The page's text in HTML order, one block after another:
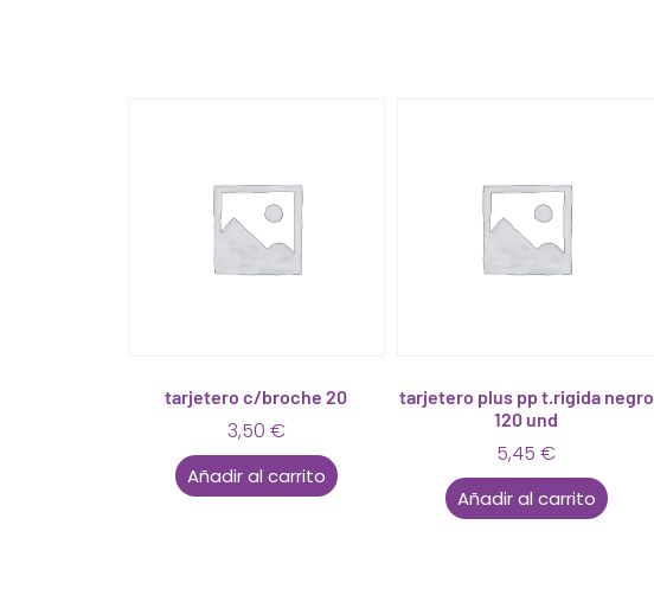
tarjetero c/broche 20
3,50 €
Añadir al carrito
tarjetero plus pp t.rigida negro
120 und
5,45€
Añadir al carrito